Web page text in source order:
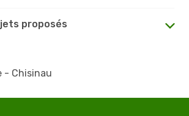
proposés
- Chisinau